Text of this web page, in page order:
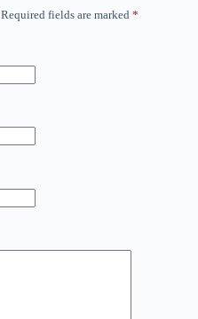
Required fields are marked *